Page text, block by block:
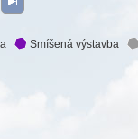
Smíšená výstavba